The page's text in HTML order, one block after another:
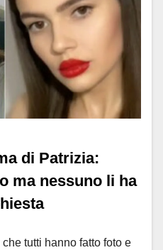
di Patrizia:
ma nessuno li ha
tutti hanno fatto foto e